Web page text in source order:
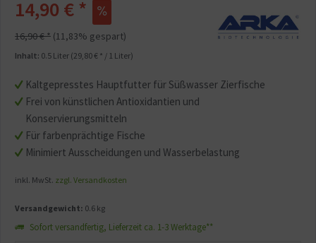
Kaltgepresstes Hauptfutter für Süßwasser Zierfische
Frei von künstlichen Antioxidantien und
Konservierungsmitteln
Für farbenprächtige Fische
Minimiert Ausscheidungen und Wasserbelastung
14,90 € *
16,90 € * (11,83% gespart)
Inhalt: 0.5 Liter (29,80 € * / 1 Liter)
inkl. MwSt. zzgl. Versandkosten
Versandgewicht: 0.6 kg
Sofort versandfertig, Lieferzeit ca. 1-3 Werktage**